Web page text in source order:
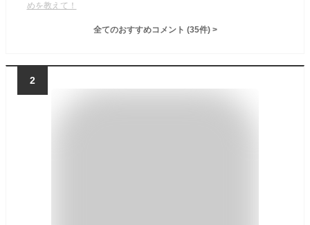
めを教えて！
全てのおすすめコメント (35件) >
2